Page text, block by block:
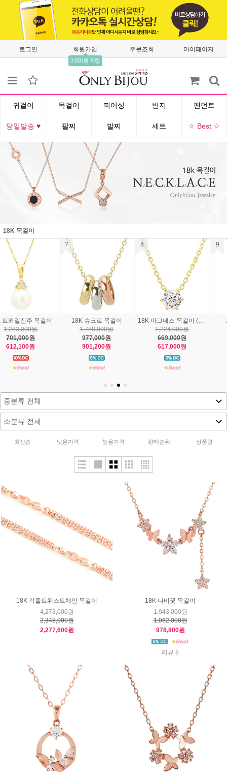
로그인 회원가입
3,000원 적립
주문조회 마이페이지
귀걸이 목걸이 피어싱 반지 팬던트
당일발송 ♥ 팔찌 발찌 세트 ☆ Best ☆
18K 목걸이
7
18K 슈크르 목걸이
1,788,000원
977,000원
901,200원
18K 아그네스 목걸이 (3부) 옐로우
1,224,000원
669,000원
617,000원
18k 뮤토 목걸이
1,892,000원
1,034,000원
1,003,000원
최신순 낮은가격 높은가격 판매순위 상품명
18K 각줄트위스트체인 목걸이
4,273,000원
2,348,000원
2,277,600원
18K 나비꽃 목걸이
1,943,000원
1,062,000원
978,800원
리뷰 8